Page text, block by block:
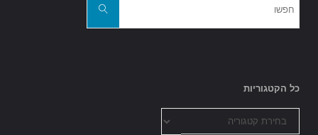
חפשו
כל הקטגוריות
הקטגוריות